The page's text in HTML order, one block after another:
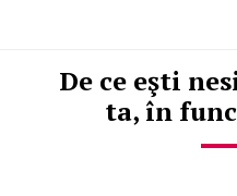
De ce eşti
ta, în